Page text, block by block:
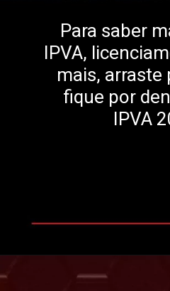
Para saber
IPVA,
mais, arraste
fique por
IPVA
Openinghttps://